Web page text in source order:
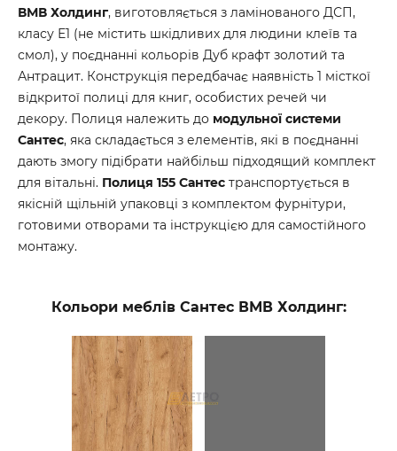
ВМВ Холдинг, виготовляється з ламінованого ДСП,
класу Е1 (не містить шкідливих для людини клеїв та
смол), у поєднанні кольорів Дуб крафт золотий та
Антрацит. Конструкція передбачає наявність 1 місткої
відкритої полиці для книг, особистих речей чи
декору. Полиця належить до модульної системи
Сантес, яка складається з елементів, які в поєднанні
дають змогу підібрати найбільш підходящий комплект
для вітальні. Полиця 155 Сантес транспортується в
якісній щільній упаковці з комплектом фурнітури,
готовими отворами та інструкцією для самостійного
монтажу.
Кольори меблів Сантес ВМВ Холдинг: